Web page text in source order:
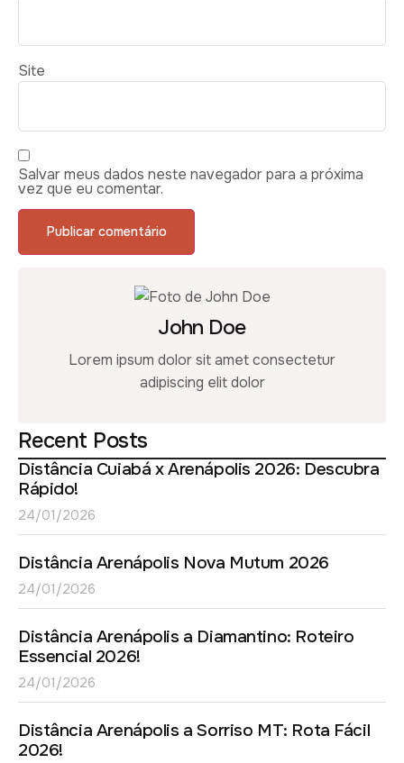
Site
Salvar meus dados neste navegador para a próxima
vez que eu comentar.
John Doe
Lorem ipsum dolor sit amet consectetur
adipiscing elit dolor
Recent Posts
Distância Cuiabá x Arenápolis 2026: Descubra
Rápido!
24/01/2026
Distância Arenápolis Nova Mutum 2026
24/01/2026
Distância Arenápolis a Diamantino: Roteiro
Essencial 2026!
24/01/2026
Distância Arenápolis a Sorriso MT: Rota Fácil
2026!